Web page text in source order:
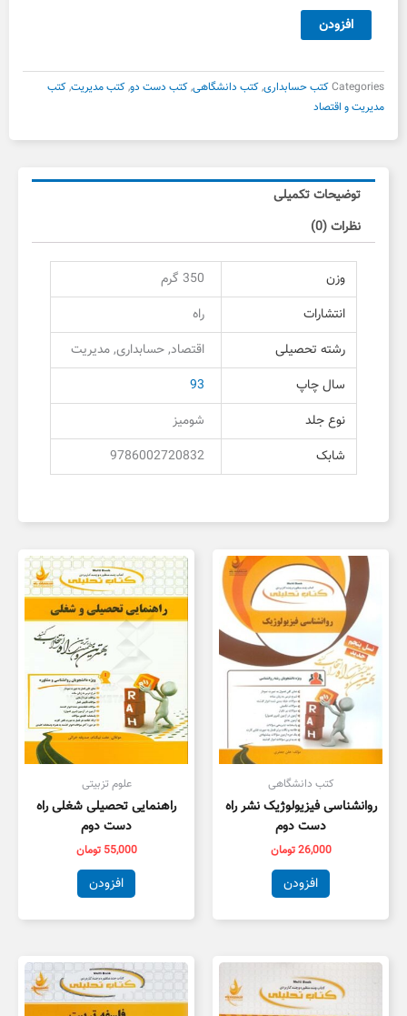
حسابداری
صنعتی1
دست
دوم
عدد
افزودن
Categoriesکتب حسابداری,کتب دانشگاهی,کتب دست دو,کتب مدیریت,کتب
مدیریت و اقتصاد
توضیحات تکمیلی
نظرات (0)
وزن
350 گرم
انتشارات
راه
رشته تحصیلی
اقتصاد, حسابداری, مدیریت
سال چاپ
93
نوع جلد
شومیز
شابک
9786002720832
کتب دانشگاهی
روانشناسی فیزیولوژیک نشر راه
دست دوم
26,000تومان
افزودن
علوم تزبیتی
راهنمایی تحصیلی شغلی راه
دست دوم
55,000 تومان
افزودن